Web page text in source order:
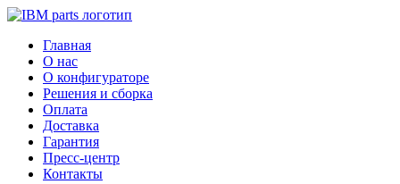
Главная
О нас
О конфигураторе
Решения и сборка
Оплата
Доставка
Гарантия
Пресс-центр
Контакты